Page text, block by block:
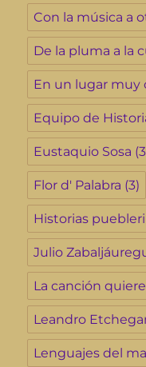
Con la música a
De la pluma a la
En un lugar muy
Equipo de
Eustaquio Sosa
Flor d' Palabra (3)
Historias
Julio
La canción quiere
Leandro
Lenguajes del